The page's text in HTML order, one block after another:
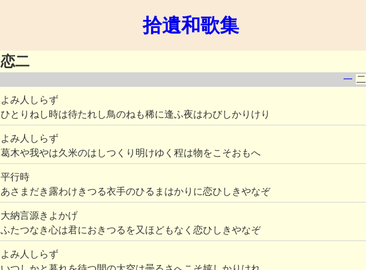
拾遺和歌集
恋二
一 二
よみ人しらず
ひとりねし時は待たれし鳥のねも稀に逢ふ夜はわびしかりけり
よみ人しらず
葛木や我やは久米のはしつくり明けゆく程は物をこそおもへ
平行時
あさまだき露わけきつる衣手のひるまはかりに恋ひしきやなぞ
大納言源きよかげ
ふたつなき心は君におきつるを又ほどもなく恋ひしきやなぞ
よみ人しらず